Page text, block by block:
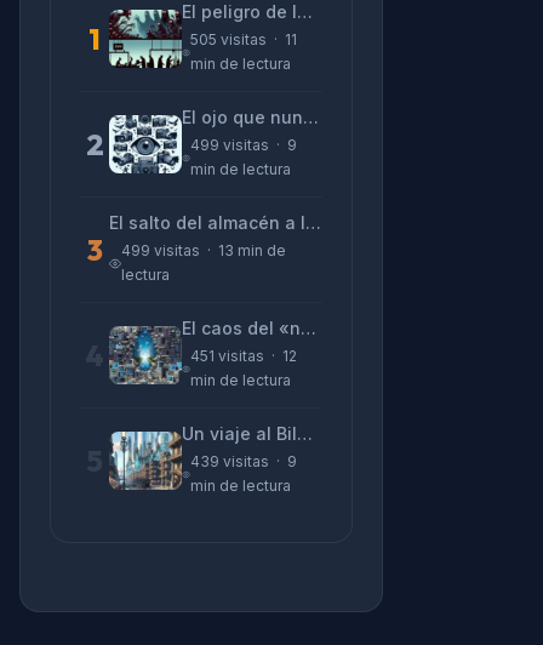
1
El peligro de las «alucinaciones» y el CV prefabricado
505 visitas · 11
min de lectura
2
El ojo que nunca parpadea: lo que nos cuentan las cámaras de Lizeth Marzano
499 visitas · 9
min de lectura
3
El salto del almacén a la terminal: La realidad de reinventarse en tecnología
499 visitas · 13 min de
lectura
El caos del «no funciona nada» y la realidad tras la pantalla
451 visitas · 12
min de lectura
Un viaje al Bilbao de 2026 con sabor a 1895
439 visitas · 9
min de lectura